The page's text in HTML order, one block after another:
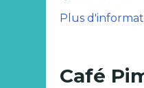
Plus
Café